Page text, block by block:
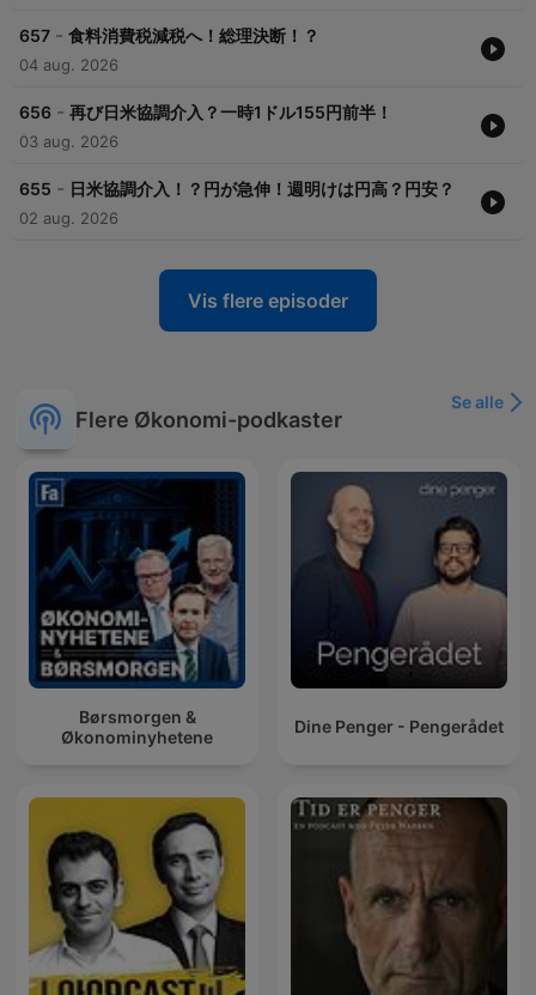
657 - 食料消費税減税へ！総理決断！？
04 aug. 2026
656 - 再び日米協調介入？一時1ドル155円前半！
03 aug. 2026
655 - 日米協調介入！？円が急伸！週明けは円高？円安？
02 aug. 2026
Vis flere episoder
Flere Økonomi-podkaster
Se alle
Børsmorgen &
Økonominyhetene
Dine Penger - Pengerådet